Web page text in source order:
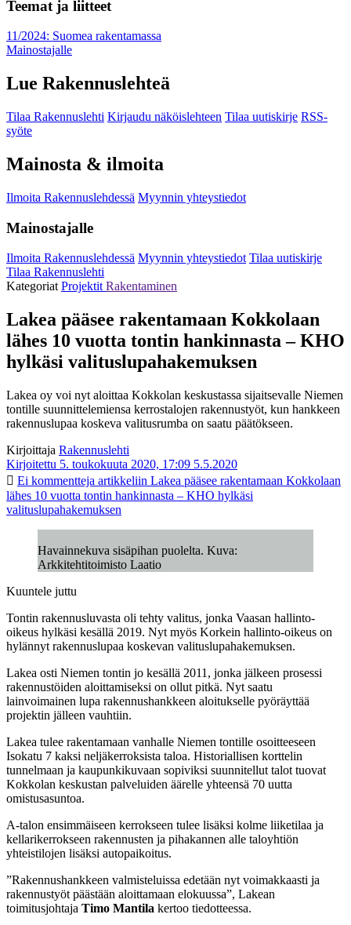
Teemat ja liitteet
11/2024: Suomea rakentamassa
Mainostajalle
Lue Rakennuslehteä
Tilaa Rakennuslehti Kirjaudu näköislehteen Tilaa uutiskirje RSS-
syöte
Mainosta & ilmoita
Ilmoita Rakennuslehdessä Myynnin yhteystiedot
Mainostajalle
Ilmoita Rakennuslehdessä Myynnin yhteystiedot Tilaa uutiskirje
Tilaa Rakennuslehti
KategoriatProjektitRakentaminen
Lakea pääsee rakentamaan Kokkolaan
lähes 10 vuotta tontin hankinnasta – KHO
hylkäsi valituslupahakemuksen
Lakea oy voi nyt aloittaa Kokkolan keskustassa sijaitsevalle Niemen
tontille suunnittelemiensa kerrostalojen rakennustyöt, kun hankkeen
rakennuslupaa koskeva valitusrumba on saatu päätökseen.
Kirjoittaja Rakennuslehti
Kirjoitettu 5. toukokuuta 2020, 17:09 5.5.2020
Ei kommentteja artikkeliin Lakea pääsee rakentamaan Kokkolaan
lähes 10 vuotta tontin hankinnasta – KHO hylkäsi
valituslupahakemuksen
Havainnekuva sisäpihan puolelta. Kuva:
Arkkitehtitoimisto Laatio
Kuuntele juttu
Tontin rakennusluvasta oli tehty valitus, jonka Vaasan hallinto-
oikeus hylkäsi kesällä 2019. Nyt myös Korkein hallinto-oikeus on
hylännyt rakennuslupaa koskevan valituslupahakemuksen.
Lakea osti Niemen tontin jo kesällä 2011, jonka jälkeen prosessi
rakennustöiden aloittamiseksi on ollut pitkä. Nyt saatu
lainvoimainen lupa rakennushankkeen aloitukselle pyöräyttää
projektin jälleen vauhtiin.
Lakea tulee rakentamaan vanhalle Niemen tontille osoitteeseen
Isokatu 7 kaksi neljäkerroksista taloa. Historiallisen korttelin
tunnelmaan ja kaupunkikuvaan sopiviksi suunnitellut talot tuovat
Kokkolan keskustan palveluiden äärelle yhteensä 70 uutta
omistusasuntoa.
A-talon ensimmäiseen kerrokseen tulee lisäksi kolme liiketilaa ja
kellarikerrokseen rakennusten ja pihakannen alle taloyhtiön
yhteistilojen lisäksi autopaikoitus.
”Rakennushankkeen valmisteluissa edetään nyt voimakkaasti ja
rakennustyöt päästään aloittamaan elokuussa”, Lakean
toimitusjohtaja Timo Mantila kertoo tiedotteessa.